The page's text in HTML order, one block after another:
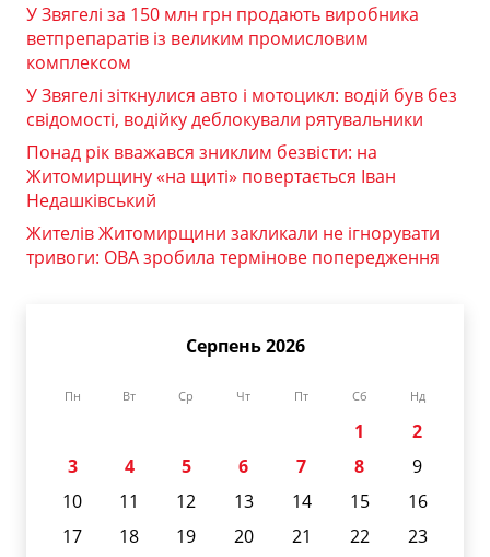
У Звягелі за 150 млн грн продають виробника
ветпрепаратів із великим промисловим
комплексом
У Звягелі зіткнулися авто і мотоцикл: водій був без
свідомості, водійку деблокували рятувальники
Понад рік вважався зниклим безвісти: на
Житомирщину «на щиті» повертається Іван
Недашківський
Жителів Житомирщини закликали не ігнорувати
тривоги: ОВА зробила термінове попередження
Серпень 2026
Пн Вт Ср Чт Пт Сб Нд
1
2
3
4 5 6 7 8
9
10
11 12 13 14 15
16
17
18 19 20 21 22
23